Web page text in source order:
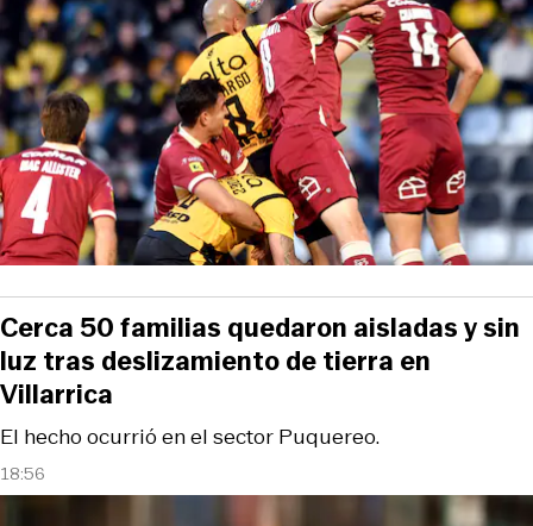
18:56
El hecho ocurrió en el sector Puquereo.
Cerca 50 familias quedaron aisladas y sin
luz tras deslizamiento de tierra en
Villarrica